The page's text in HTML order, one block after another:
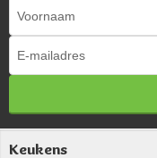
Keukens